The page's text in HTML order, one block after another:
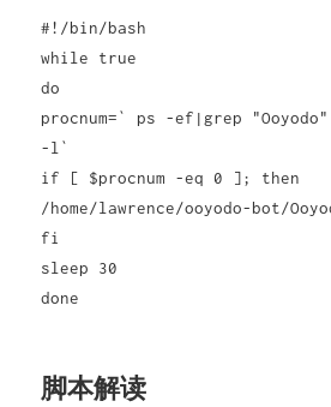
#!/bin/bash
while true
do
procnum=` ps -ef|grep
-l`
if [ $procnum -eq 0 ]; then
/home/lawrence/ooyodo-bot/
fi
sleep 30
done
脚本解读